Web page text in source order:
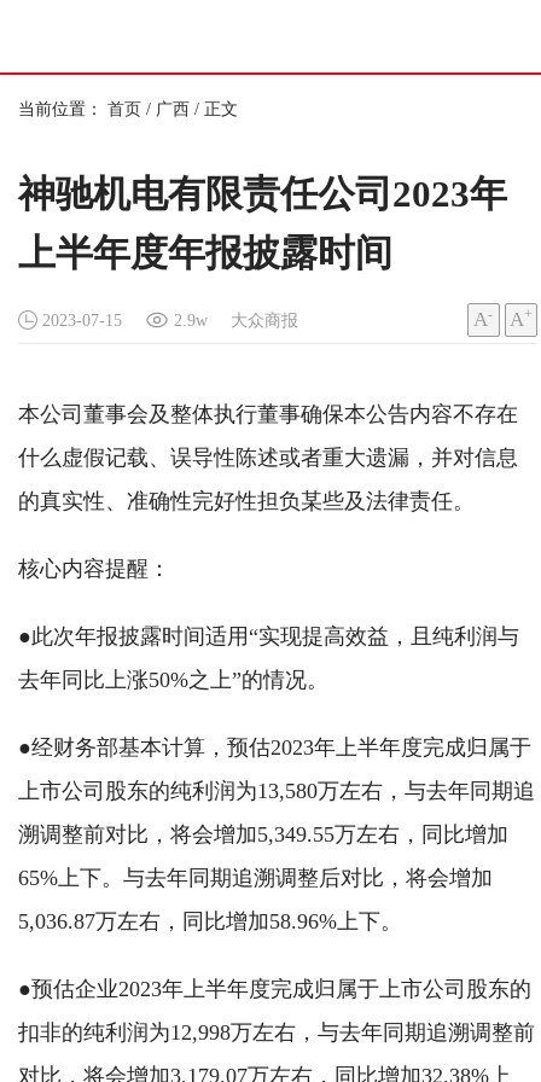
当前位置： 首页 / 广西 / 正文
神驰机电有限责任公司2023年
上半年度年报披露时间
2023-07-15 2.9w 大众商报 A- A+
本公司董事会及整体执行董事确保本公告内容不存在
什么虚假记载、误导性陈述或者重大遗漏，并对信息
的真实性、准确性完好性担负某些及法律责任。
核心内容提醒：
●此次年报披露时间适用“实现提高效益，且纯利润与
去年同比上涨50%之上”的情况。
●经财务部基本计算，预估2023年上半年度完成归属于
上市公司股东的纯利润为13,580万左右，与去年同期追
溯调整前对比，将会增加5,349.55万左右，同比增加
65%上下。与去年同期追溯调整后对比，将会增加
5,036.87万左右，同比增加58.96%上下。
●预估企业2023年上半年度完成归属于上市公司股东的
扣非的纯利润为12,998万左右，与去年同期追溯调整前
对比，将会增加3,179.07万左右，同比增加32.38%上